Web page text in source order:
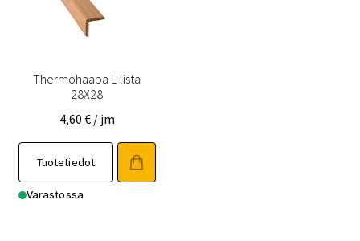
tuotteen
Thermohaapa L-lista
28X28
4,60 € / jm
Tuotetiedot
tuotteella
onVarastossa